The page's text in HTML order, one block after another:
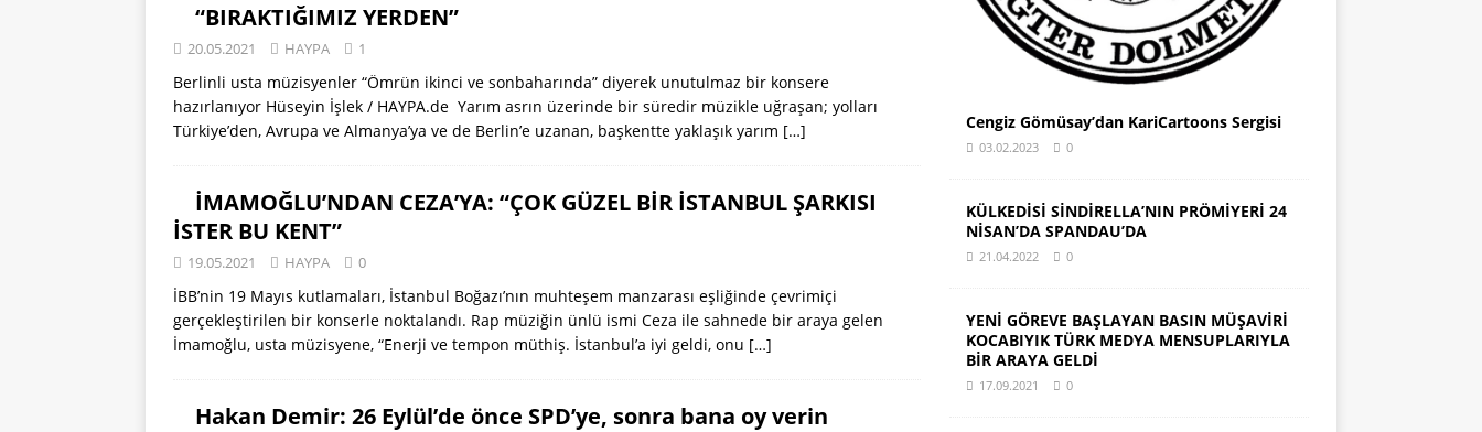
“BIRAKTIĞIMIZ YERDEN”
20.05.2021 HAYPA 1
Berlinli usta müzisyenler “Ömrün ikinci ve sonbaharında” diyerek unutulmaz bir konsere
hazırlanıyor Hüseyin İşlek / HAYPA.de Yarım asrın üzerinde bir süredir müzikle uğraşan; yolları
Türkiye’den, Avrupa ve Almanya’ya ve de Berlin’e uzanan, başkentte yaklaşık yarım […]
İMAMOĞLU’NDAN CEZA’YA: “ÇOK GÜZEL BİR İSTANBUL ŞARKISI
İSTER BU KENT”
19.05.2021 HAYPA 0
İBB’nin 19 Mayıs kutlamaları, İstanbul Boğazı’nın muhteşem manzarası eşliğinde çevrimiçi
gerçekleştirilen bir konserle noktalandı. Rap müziğin ünlü ismi Ceza ile sahnede bir araya gelen
İmamoğlu, usta müzisyene, “Enerji ve tempon müthiş. İstanbul’a iyi geldi, onu […]
Hakan Demir: 26 Eylül’de önce SPD’ye, sonra bana oy verin
Cengiz Gömüsay’dan KariCartoons Sergisi
03.02.2023 0
KÜLKEDİSİ SİNDİRELLA’NIN PRÖMİYERİ 24
NİSAN’DA SPANDAU’DA
21.04.2022 0
YENİ GÖREVE BAŞLAYAN BASIN MÜŞAVİRİ
KOCABIYIK TÜRK MEDYA MENSUPLARIYLA
BİR ARAYA GELDİ
17.09.2021 0